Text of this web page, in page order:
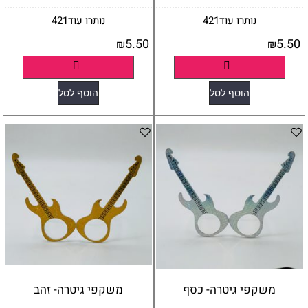
נותרו עוד421
₪5.50
הוסף לסל
נותרו עוד421
₪5.50
הוסף לסל
משקפי גיטרה- כסף משקפי גיטרה- זהב